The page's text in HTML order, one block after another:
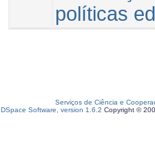
políticas
Serviços de Ciência e
DSpace Software, version 1.6.2 Copyright ©